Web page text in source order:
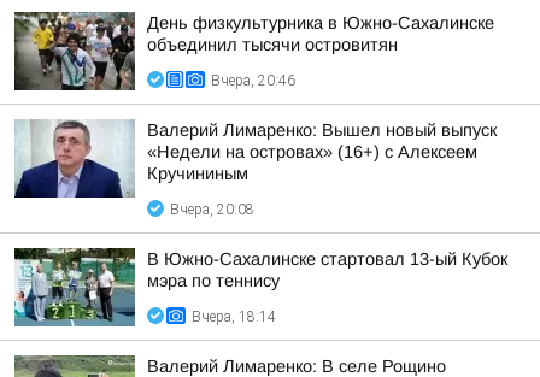
День физкультурника в Южно-Сахалинске
объединил тысячи островитян
Вчера, 20:46
Валерий Лимаренко: Вышел новый выпуск
«Недели на островах» (16+) с Алексеем
Кручининым
Вчера, 20:08
В Южно-Сахалинске стартовал 13-ый Кубок
мэра по теннису
Вчера, 18:14
Валерий Лимаренко: В селе Рощино